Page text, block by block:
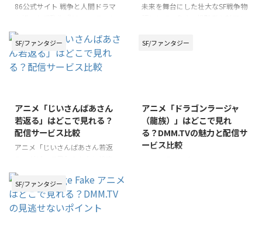
86公式サイト 戦争と人間ドラマ
ックス-』のアニメ。多くのファ
ンから高く評価されているこの作
品を、「どこで視聴できるのか」
と探している方も多いのではない
お楽しみいただける視聴方法をご
紹介します。戦闘シーンの臨場感
に加え、キャラクターの魂の機微
までをとらえた深い物語世界を、
「86－エイティシックス－」アニ
メの視聴方法や視聴可 ...
未来を舞台にした壮大なSF戦争物
ス）」。このアニメは、戦争の悲
ーの関係性についても掘り下げて
紹介します。未視聴の方から、こ
れから物語を深く知りたいという
方まで、幅広い読者に向けて情報
SF/ファンタジー
アニメ「じいさんばあさん
若返る」はどこで見れる？
配信サービス比較
アニメ「じいさんばあさん若返
ている方に向けて、視聴方法につ
いて詳しく解説します。まずは、
このアニメがどの配信サービスで
視聴できるのかを詳しく紹介し、
SF/ファンタジー
アニメ「ドラゴンラージャ
（龍族）」はどこで見れ
る？DMM.TVの魅力と配信サ
ービス比較
SF/ファンタジー